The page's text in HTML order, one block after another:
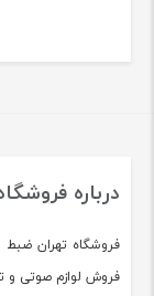
درباره
فروش لوازم صوتی و